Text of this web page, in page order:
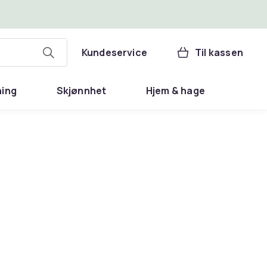
Kundeservice Til kassen
Skjønnhet Hjem & hage